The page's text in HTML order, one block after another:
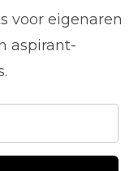
voor eigenaren
aspirant-